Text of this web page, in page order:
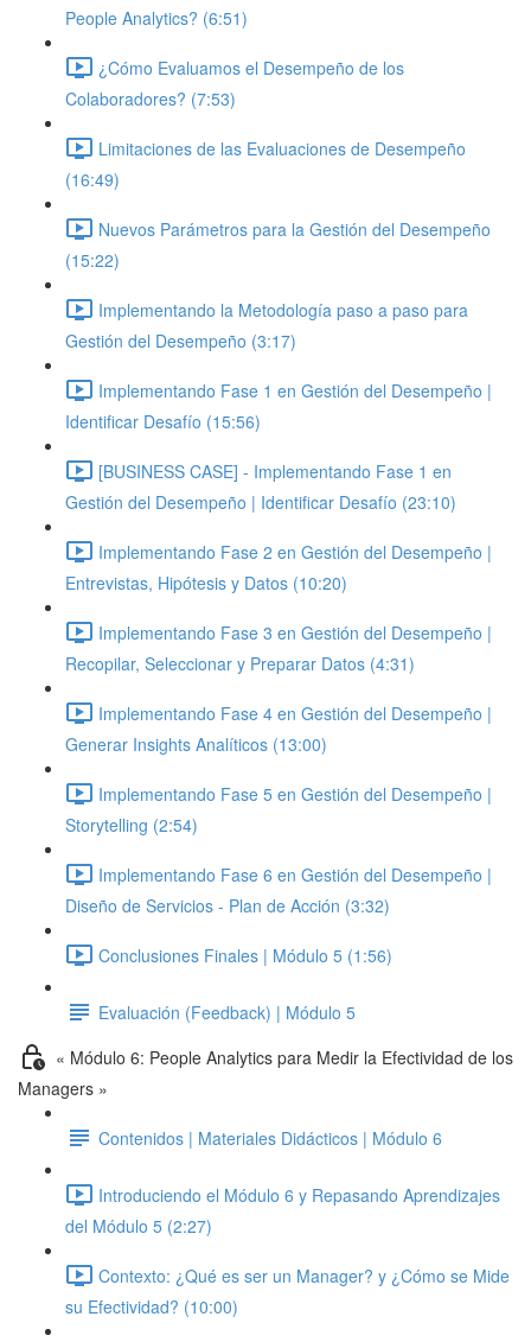
People Analytics? (6:51)
¿Cómo Evaluamos el Desempeño de los
Colaboradores? (7:53)
Limitaciones de las Evaluaciones de Desempeño
(16:49)
Nuevos Parámetros para la Gestión del Desempeño
(15:22)
Implementando la Metodología paso a paso para
Gestión del Desempeño (3:17)
Implementando Fase 1 en Gestión del Desempeño |
Identificar Desafío (15:56)
[BUSINESS CASE] - Implementando Fase 1 en
Gestión del Desempeño | Identificar Desafío (23:10)
Implementando Fase 2 en Gestión del Desempeño |
Entrevistas, Hipótesis y Datos (10:20)
Implementando Fase 3 en Gestión del Desempeño |
Recopilar, Seleccionar y Preparar Datos (4:31)
Implementando Fase 4 en Gestión del Desempeño |
Generar Insights Analíticos (13:00)
Implementando Fase 5 en Gestión del Desempeño |
Storytelling (2:54)
Implementando Fase 6 en Gestión del Desempeño |
Diseño de Servicios - Plan de Acción (3:32)
Conclusiones Finales | Módulo 5 (1:56)
Evaluación (Feedback) | Módulo 5
« Módulo 6: People Analytics para Medir la Efectividad de los
Managers »
Contenidos | Materiales Didácticos | Módulo 6
Introduciendo el Módulo 6 y Repasando Aprendizajes
del Módulo 5 (2:27)
Contexto: ¿Qué es ser un Manager? y ¿Cómo se Mide
su Efectividad? (10:00)